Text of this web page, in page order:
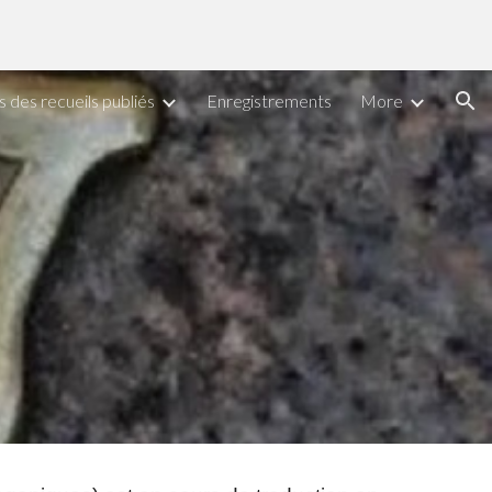
des recueils publiés Enregistrements More